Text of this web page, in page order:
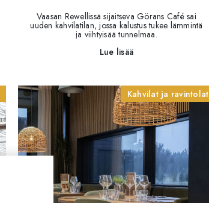
Vaasan Rewellissä sijaitseva Görans Café sai
uuden kahvilatilan, jossa kalustus tukee lämmintä
ja viihtyisää tunnelmaa.
Lue lisää
Kahvilat ja ravintolat